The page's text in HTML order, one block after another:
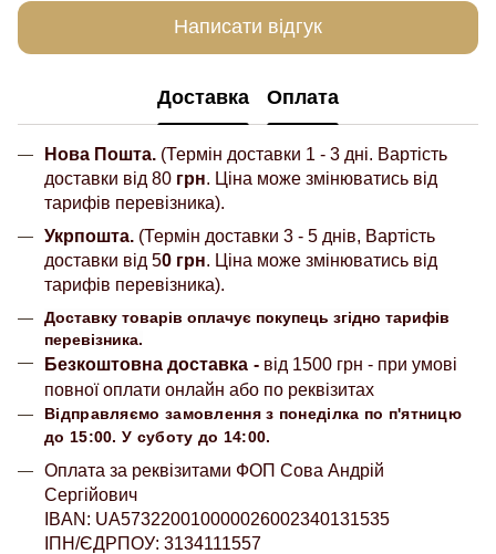
Написати відгук
Доставка Оплата
Нова Пошта. (Термін доставки 1 - 3 дні. Вартість
доставки від 80 грн. Ціна може змінюватись від
тарифів перевізника).
Укрпошта. (Термін доставки 3 - 5 днів, Вартість
доставки від 50 грн. Ціна може змінюватись від
тарифів перевізника).
Доставку товарів оплачує покупець згідно тарифів
перевізника.
Безкоштовна доставка - від 1500 грн - при умові
повної оплати онлайн або по реквізитах
Відправляємо замовлення з понеділка по п'ятницю
до 15:00. У суботу до 14:00.
Оплата за реквізитами ФОП Сова Андрій
Сергійович
IBAN: UA573220010000026002340131535
ІПН/ЄДРПОУ: 3134111557